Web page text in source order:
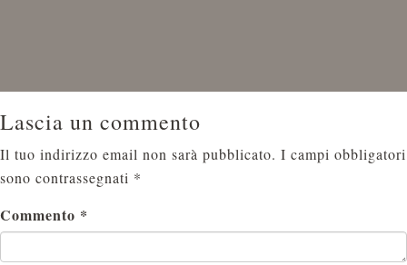
Lascia un commento
Il tuo indirizzo email non sarà pubblicato. I campi obbligatori
sono contrassegnati *
Commento *